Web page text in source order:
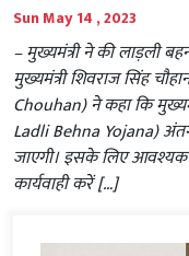
Sun May 14 , 2023
– मुख्यमंत्री ने की लाड़ली
मुख्यमंत्री शिवराज सिंह
Chouhan) ने कहा कि
Ladli Behna Yojana)
जाएगी। इसके लिए आवश्यक
कार्यवाही करें […]